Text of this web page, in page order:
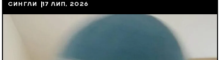
СИНГЛИ 17 ЛИП, 2026